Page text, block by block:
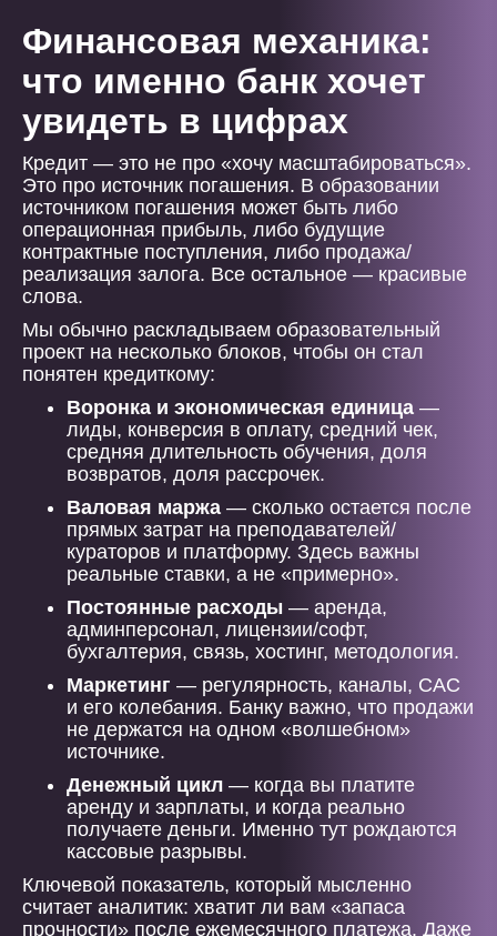
Финансовая механика:
что именно банк хочет
увидеть в цифрах
Кредит — это не про «хочу масштабироваться».
Это про источник погашения. В образовании
источником погашения может быть либо
операционная прибыль, либо будущие
контрактные поступления, либо продажа/
реализация залога. Все остальное — красивые
слова.
Мы обычно раскладываем образовательный
проект на несколько блоков, чтобы он стал
понятен кредиткому:
Воронка и экономическая единица —
лиды, конверсия в оплату, средний чек,
средняя длительность обучения, доля
возвратов, доля рассрочек.
Валовая маржа — сколько остается после
прямых затрат на преподавателей/
кураторов и платформу. Здесь важны
реальные ставки, а не «примерно».
Постоянные расходы — аренда,
админперсонал, лицензии/софт,
бухгалтерия, связь, хостинг, методология.
Маркетинг — регулярность, каналы, CAC
и его колебания. Банку важно, что продажи
не держатся на одном «волшебном»
источнике.
Денежный цикл — когда вы платите
аренду и зарплаты, и когда реально
получаете деньги. Именно тут рождаются
кассовые разрывы.
Ключевой показатель, который мысленно
считает аналитик: хватит ли вам «запаса
прочности» после ежемесячного платежа. Даже